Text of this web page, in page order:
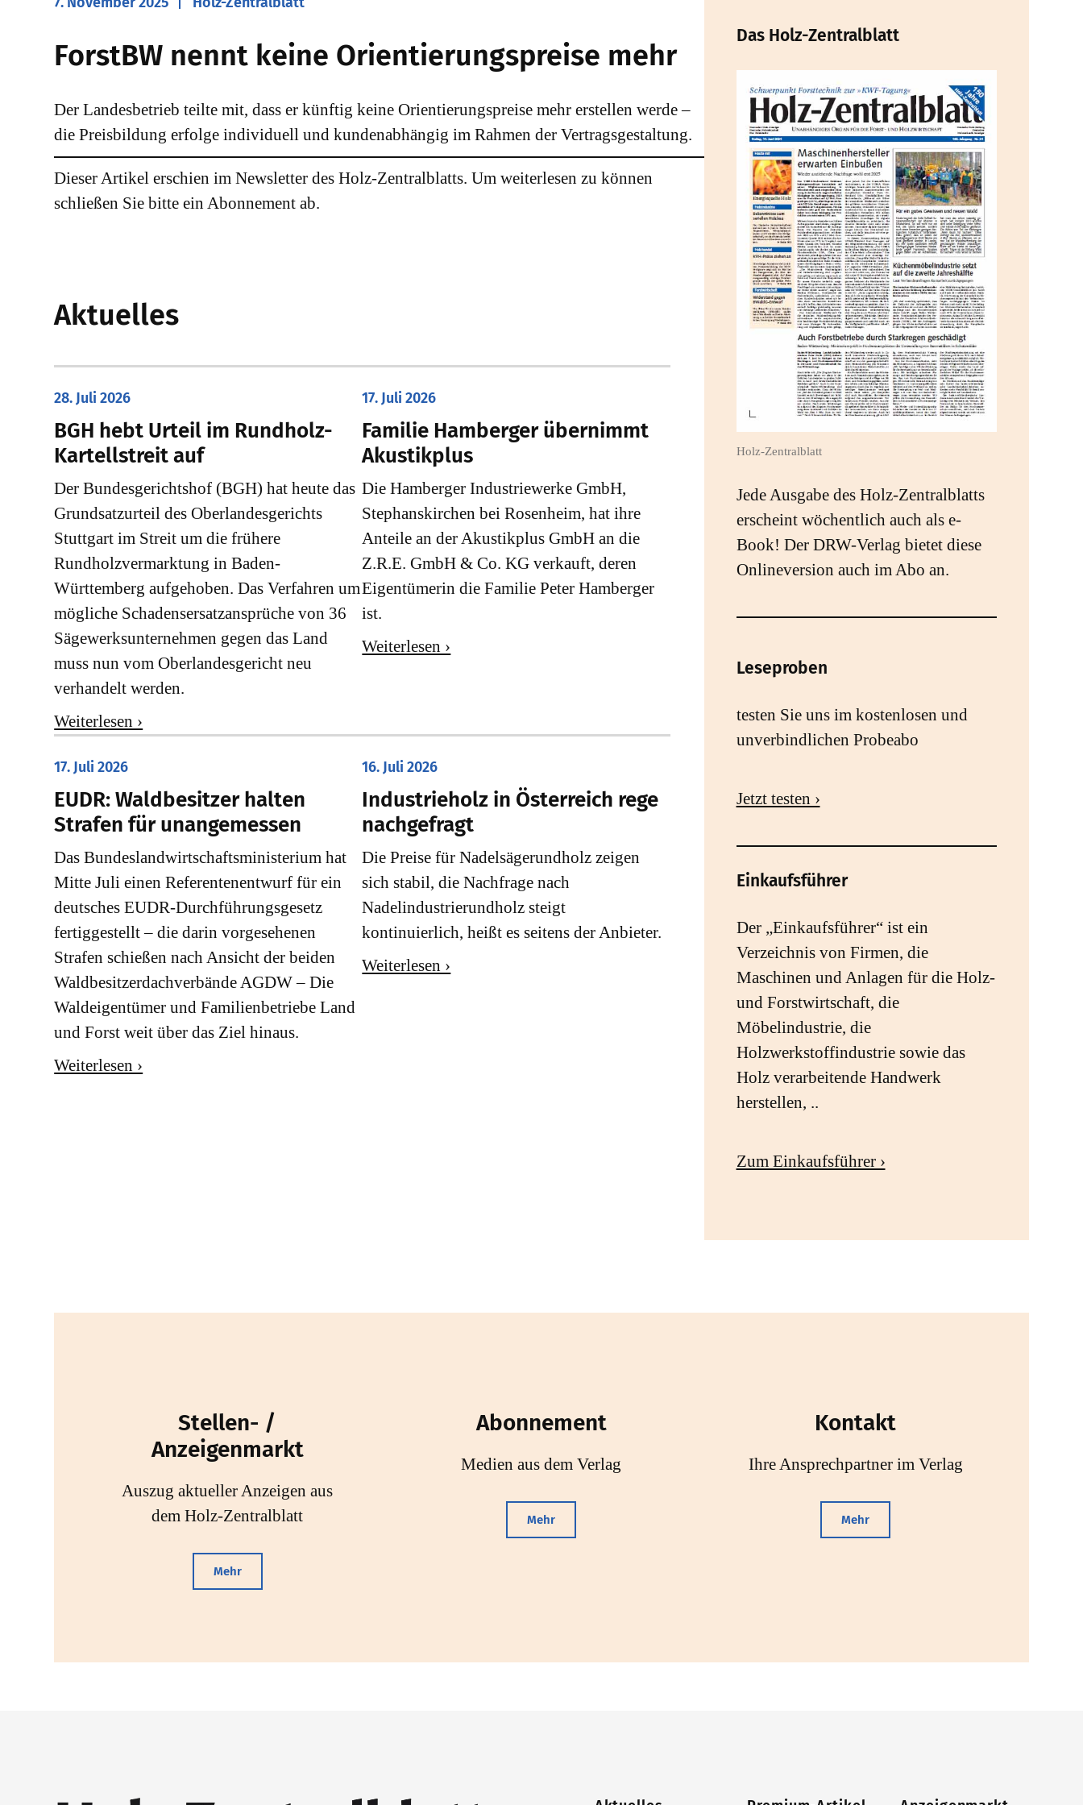
ForstBW nennt keine Orientierungspreise mehr
Der Landesbetrieb teilte mit, dass er künftig keine Orientierungspreise mehr erstellen werde –
die Preisbildung erfolge individuell und kundenabhängig im Rahmen der Vertragsgestaltung.
Dieser Artikel erschien im Newsletter des Holz-Zentralblatts. Um weiterlesen zu können
schließen Sie bitte ein Abonnement ab.
Aktuelles
28. Juli 2026
​BGH hebt Urteil im Rundholz-
Kartellstreit auf
Der Bundesgerichtshof (BGH) hat heute das
Grundsatzurteil des Oberlandesgerichts
Stuttgart im Streit um die frühere
Rundholzvermarktung in Baden-
Württemberg aufgehoben. Das Verfahren um
mögliche Schadensersatzansprüche von 36
Sägewerksunternehmen gegen das Land
muss nun vom Oberlandesgericht neu
verhandelt werden.
Weiterlesen ›
17. Juli 2026
Familie Hamberger übernimmt
Akustikplus
Die Hamberger Industriewerke GmbH,
Stephanskirchen bei Rosenheim, hat ihre
Anteile an der Akustikplus GmbH an die
Z.R.E. GmbH & Co. KG verkauft, deren
Eigentümerin die Familie Peter Hamberger
ist.
Weiterlesen ›
17. Juli 2026
EUDR: Waldbesitzer halten
Strafen für unangemessen
Das Bundeslandwirtschaftsministerium hat
Mitte Juli einen Referentenentwurf für ein
deutsches EUDR-Durchführungsgesetz
fertiggestellt – die darin vorgesehenen
Strafen schießen nach Ansicht der beiden
Waldbesitzerdachverbände AGDW – Die
Waldeigentümer und Familienbetriebe Land
und Forst weit über das Ziel hinaus.
Weiterlesen ›
16. Juli 2026
Industrieholz in Österreich rege
nachgefragt
Die Preise für Nadelsägerundholz zeigen
sich stabil, die Nachfrage nach
Nadelindustrierundholz steigt
kontinuierlich, heißt es seitens der Anbieter.
Weiterlesen ›
Das Holz-Zentralblatt
Holz-Zentralblatt
Jede Ausgabe des Holz-Zentralblatts
erscheint wöchentlich auch als e-
Book! Der DRW-Verlag bietet diese
Onlineversion auch im Abo an.
Leseproben
testen Sie uns im kostenlosen und
unverbindlichen Probeabo
Jetzt testen ›
Einkaufsführer
Der „Einkaufsführer“ ist ein
Verzeichnis von Firmen, die
Maschinen und Anlagen für die Holz-
und Forstwirtschaft, die
Möbelindustrie, die
Holzwerkstoffindustrie sowie das
Holz verarbeitende Handwerk
herstellen, ..
Zum Einkaufsführer ›
Stellen- /
Anzeigenmarkt
Auszug aktueller Anzeigen aus
dem Holz-Zentralblatt
Mehr
Abonnement
Medien aus dem Verlag
Mehr
Kontakt
Ihre Ansprechpartner im Verlag
Mehr